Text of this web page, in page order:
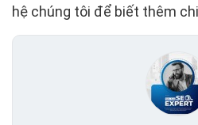
hệ chúng tôi để biết thêm